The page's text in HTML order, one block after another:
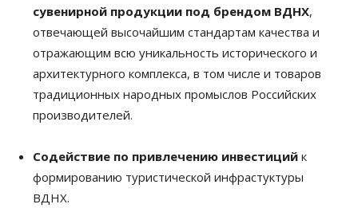
сувенирной продукции под брендом ВДНХ,
отвечающей высочайшим стандартам качества и
отражающим всю уникальность исторического и
архитектурного комплекса, в том числе и товаров
традиционных народных промыслов Российских
производителей.
Содействие по привлечению инвестиций к
формированию туристической инфрастуктуры
ВДНХ.